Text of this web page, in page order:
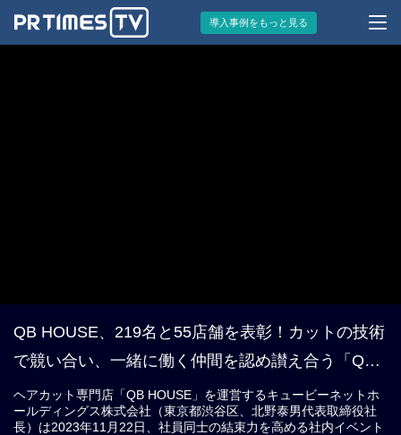
導入事例をもっと見る
QB HOUSE、219名と55店舗を表彰！カットの技術
で競い合い、一緒に働く仲間を認め讃え合う「QB
フェス 2023」を開催
ヘアカット専門店「QB HOUSE」を運営するキュービーネットホ
ールディングス株式会社（東京都渋谷区、北野泰男代表取締役社
長）は2023年11月22日、社員同士の結束力を高める社内イベント